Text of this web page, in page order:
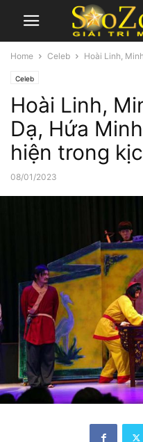
Home Celeb Hoài Linh,
Celeb
Hoài Linh,
Dạ, Hứa
hiện trong
08/01/2023